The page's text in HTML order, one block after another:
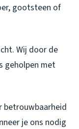
gootsteen of
Wij door de
geholpen met
betrouwbaarheid
je ons nodig